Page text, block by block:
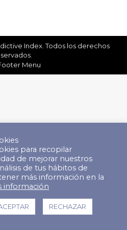
Index. Todos los derechos
Menu
para recopilar
de mejorar nuestros
de tus hábitos de
más información en la
información
RECHAZAR